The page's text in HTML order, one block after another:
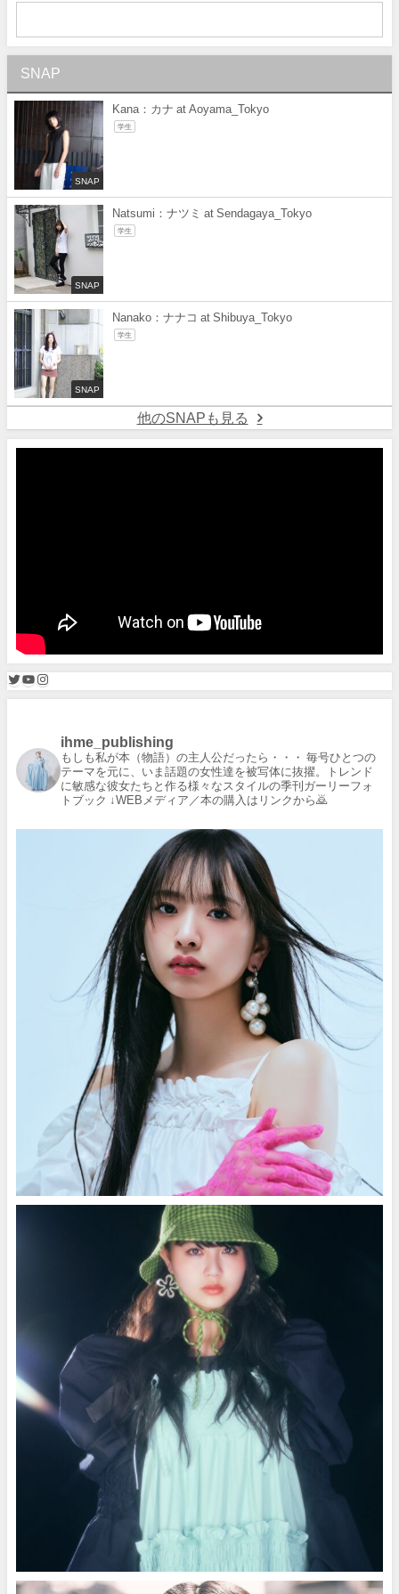
SNAP
SNAP
Kana：カナ at Aoyama_Tokyo
学生
SNAP
Natsumi：ナツミ at Sendagaya_Tokyo
学生
SNAP
Nanako：ナナコ at Shibuya_Tokyo
学生
他のSNAPも見る
ihme_publishing
もしも私が本（物語）の主人公だったら・・・
毎号ひとつの
テーマを元に、いま話題の女性達を被写体に抜擢。トレンド
に敏感な彼女たちと作る様々なスタイルの季刊ガーリーフォ
トブック ↓WEBメディア／本の購入はリンクから🙇